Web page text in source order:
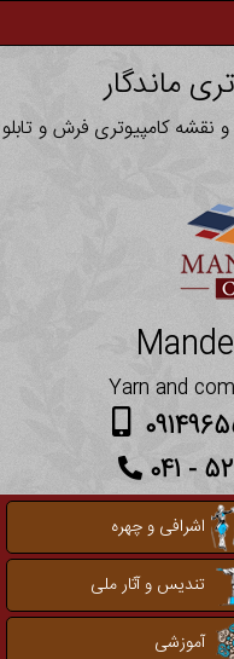
ماندگار
نقشه کامپیوتری فرش و تابلو
Yarn and
اشرافی و چهره
تندیس و آثار ملی
آموزشی